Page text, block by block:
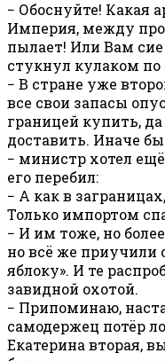
− Обоснуйте! Какая
Империя, между
пылает! Или Вам
стукнул кулаком по
− В стране уже
все свои запасы
границей купить,
доставить. Иначе
− министр хотел
его перебил:
− А как в
Только импортом
− И им тоже, но
но всё же приучили
яблоку». И те
завидной охотой.
− Припоминаю,
самодержец потёр
Екатерина вторая,